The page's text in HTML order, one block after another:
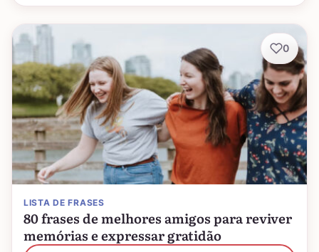
LISTA DE FRASES
80 frases de melhores amigos para reviver
memórias e expressar gratidão
0